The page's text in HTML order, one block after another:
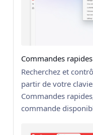
Commandes rapides
Recherchez et
partir de votre
Commandes
commande